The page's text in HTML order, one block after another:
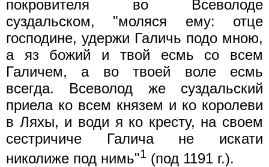
покровителя во Всеволоде
суздальском, "моляся ему: отце
господине, удержи Галичь подо мною,
а яз божий и твой есмь со всем
Галичем, а во твоей воле есмь
всегда. Всеволод же суздальский
приела ко всем князем и ко королеви
в Ляхы, и води я ко кресту, на своем
сестричиче Галича не искати
николиже под нимь"1 (под 1191 г.).